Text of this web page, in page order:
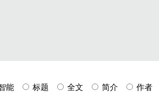
能
标题 全文 简介
作者